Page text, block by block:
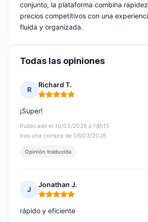
conjunto, la plataforma combina
precios competitivos con una
fluida y organizada.
Todas las opiniones
R
Richard T.
Nota: 5 de 5
Publicado el 16/03/2026 à 18h15
tras una compra de 06/03/2026
¡Super!
Opinión traducida
J
Jonathan J.
Nota: 5 de 5
rápido y eficiente